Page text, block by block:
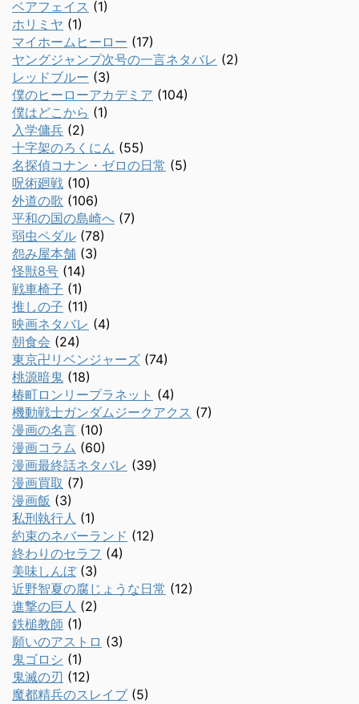
ベアフェイス (1)
ホリミヤ (1)
マイホームヒーロー (17)
ヤングジャンプ次号の一言ネタバレ (2)
レッドブルー (3)
僕のヒーローアカデミア (104)
僕はどこから (1)
入学傭兵 (2)
十字架のろくにん (55)
名探偵コナン・ゼロの日常 (5)
呪術廻戦 (10)
外道の歌 (106)
平和の国の島崎へ (7)
弱虫ペダル (78)
怨み屋本舗 (3)
怪獣8号 (14)
戦車椅子 (1)
推しの子 (11)
映画ネタバレ (4)
朝食会 (24)
東京卍リベンジャーズ (74)
桃源暗鬼 (18)
椿町ロンリープラネット (4)
機動戦士ガンダムジークアクス (7)
漫画の名言 (10)
漫画コラム (60)
漫画最終話ネタバレ (39)
漫画買取 (7)
漫画飯 (3)
私刑執行人 (1)
約束のネバーランド (12)
終わりのセラフ (4)
美味しんぼ(3)
近野智夏の腐じょうな日常 (12)
進撃の巨人 (2)
鉄槌教師 (1)
願いのアストロ (3)
鬼ゴロシ (1)
鬼滅の刃 (12)
魔都精兵のスレイブ (5)